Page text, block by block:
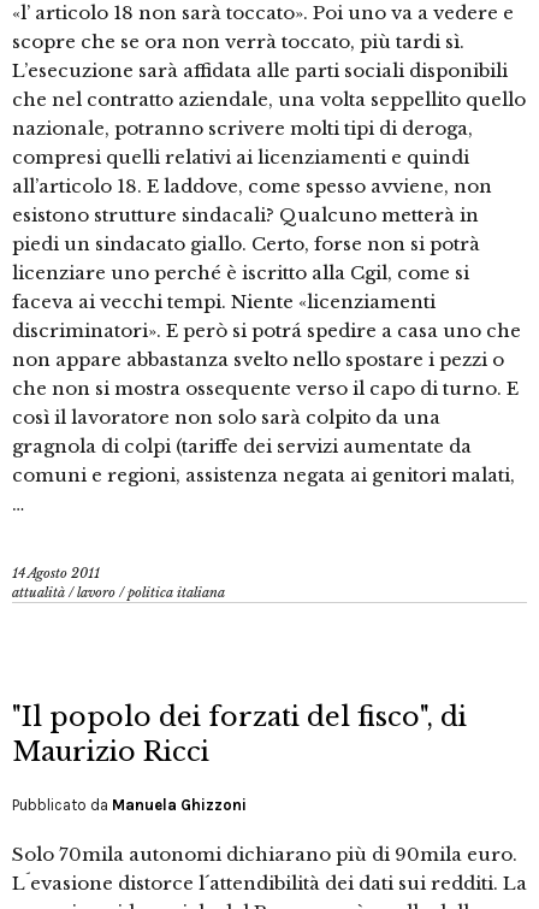
«l’ articolo 18 non sarà toccato». Poi uno va a vedere e
scopre che se ora non verrà toccato, più tardi sì.
L’esecuzione sarà affidata alle parti sociali disponibili
che nel contratto aziendale, una volta seppellito quello
nazionale, potranno scrivere molti tipi di deroga,
compresi quelli relativi ai licenziamenti e quindi
all’articolo 18. E laddove, come spesso avviene, non
esistono strutture sindacali? Qualcuno metterà in
piedi un sindacato giallo. Certo, forse non si potrà
licenziare uno perché è iscritto alla Cgil, come si
faceva ai vecchi tempi. Niente «licenziamenti
discriminatori». E però si potrá spedire a casa uno che
non appare abbastanza svelto nello spostare i pezzi o
che non si mostra ossequente verso il capo di turno. E
così il lavoratore non solo sarà colpito da una
gragnola di colpi (tariffe dei servizi aumentate da
comuni e regioni, assistenza negata ai genitori malati,
…
14 Agosto 2011
attualità /lavoro /politica italiana
"Il popolo dei forzati del fisco", di
Maurizio Ricci
Pubblicato da Manuela Ghizzoni
Solo 70mila autonomi dichiarano più di 90mila euro.
L´evasione distorce l´attendibilità dei dati sui redditi. La